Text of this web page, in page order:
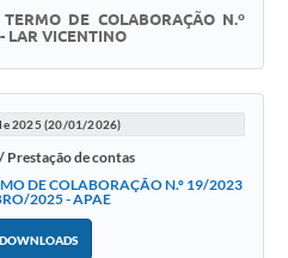
DE COLABORAÇÃO N.º
LAR VICENTINO
2025 (20/01/2026)
Prestação de contas
DE COLABORAÇÃO N.º 19/2023
2025 - APAE
DOWNLOADS